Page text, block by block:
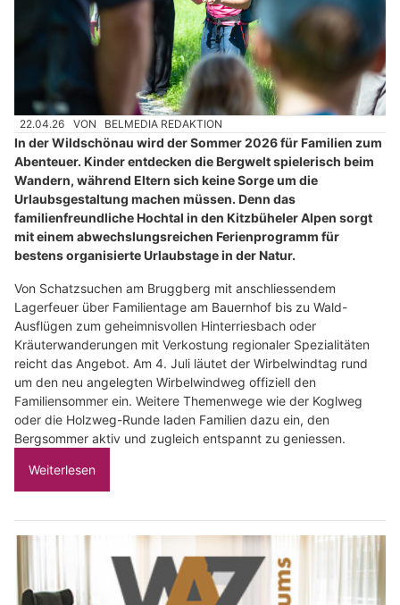
22.04.26 VON BELMEDIA REDAKTION
In der Wildschönau wird der Sommer 2026 für Familien zum
Abenteuer. Kinder entdecken die Bergwelt spielerisch beim
Wandern, während Eltern sich keine Sorge um die
Urlaubsgestaltung machen müssen. Denn das
familienfreundliche Hochtal in den Kitzbüheler Alpen sorgt
mit einem abwechslungsreichen Ferienprogramm für
bestens organisierte Urlaubstage in der Natur.
Von Schatzsuchen am Bruggberg mit anschliessendem
Lagerfeuer über Familientage am Bauernhof bis zu Wald-
Ausflügen zum geheimnisvollen Hinterriesbach oder
Kräuterwanderungen mit Verkostung regionaler Spezialitäten
reicht das Angebot. Am 4. Juli läutet der Wirbelwindtag rund
um den neu angelegten Wirbelwindweg offiziell den
Familiensommer ein. Weitere Themenwege wie der Koglweg
oder die Holzweg-Runde laden Familien dazu ein, den
Bergsommer aktiv und zugleich entspannt zu geniessen.
Weiterlesen